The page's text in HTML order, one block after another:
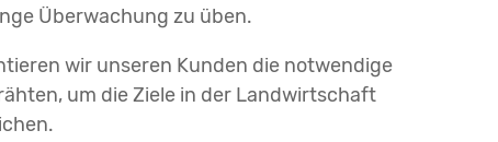
Überwachung zu üben.
wir unseren Kunden die notwendige
um die Ziele in der Landwirtschaft